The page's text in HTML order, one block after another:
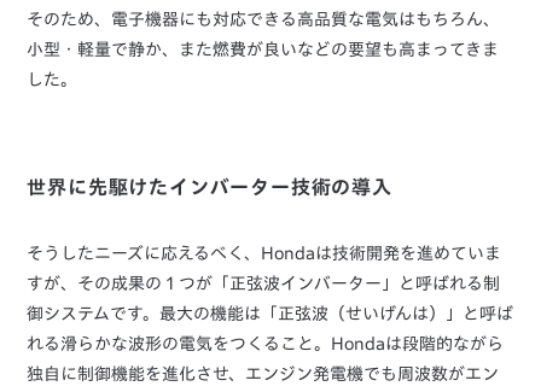
そのため、電子機器にも対応できる高品質な電気はもちろん、
小型・軽量で静か、また燃費が良いなどの要望も高まってきま
した。
世界に先駆けたインバーター技術の導入
そうしたニーズに応えるべく、Hondaは技術開発を進めていま
すが、その成果の１つが「正弦波インバーター」と呼ばれる制
御システムです。最大の機能は「正弦波（せいげんは）」と呼ば
れる滑らかな波形の電気をつくること。Hondaは段階的ながら
独自に制御機能を進化させ、エンジン発電機でも周波数がエン